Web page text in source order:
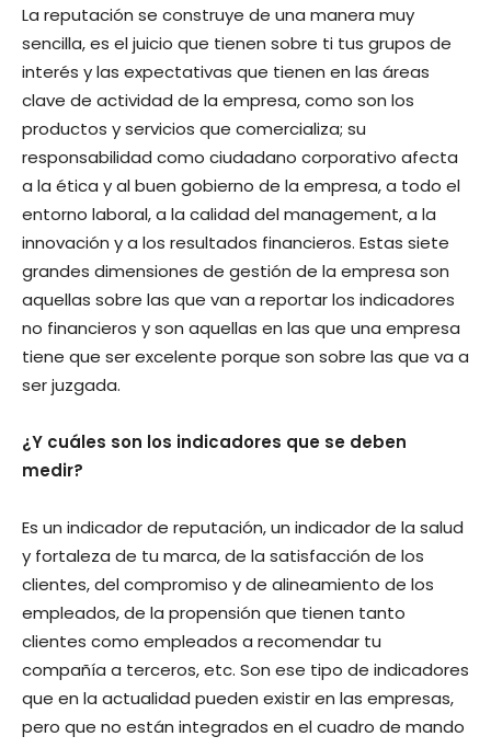
La reputación se construye de una manera muy
sencilla, es el juicio que tienen sobre ti tus grupos de
interés y las expectativas que tienen en las áreas
clave de actividad de la empresa, como son los
productos y servicios que comercializa; su
responsabilidad como ciudadano corporativo afecta
a la ética y al buen gobierno de la empresa, a todo el
entorno laboral, a la calidad del management, a la
innovación y a los resultados financieros. Estas siete
grandes dimensiones de gestión de la empresa son
aquellas sobre las que van a reportar los indicadores
no financieros y son aquellas en las que una empresa
tiene que ser excelente porque son sobre las que va a
ser juzgada.
¿Y cuáles son los indicadores que se deben
medir?
Es un indicador de reputación, un indicador de la salud
y fortaleza de tu marca, de la satisfacción de los
clientes, del compromiso y de alineamiento de los
empleados, de la propensión que tienen tanto
clientes como empleados a recomendar tu
compañía a terceros, etc. Son ese tipo de indicadores
que en la actualidad pueden existir en las empresas,
pero que no están integrados en el cuadro de mando